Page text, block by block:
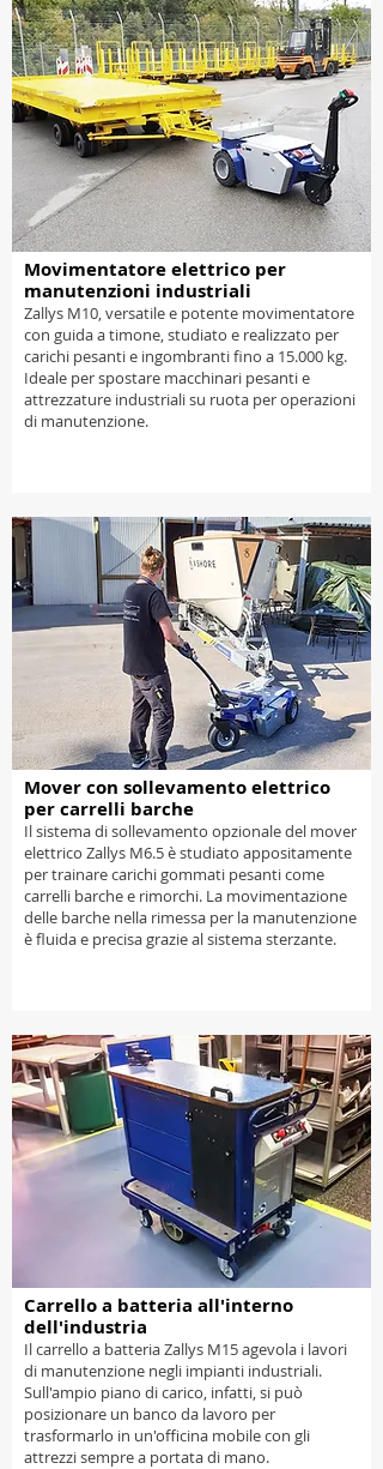
Movimentatore elettrico per
manutenzioni industriali
Zallys M10, versatile e potente movimentatore
con guida a timone, studiato e realizzato per
carichi pesanti e ingombranti fino a 15.000 kg.
Ideale per spostare macchinari pesanti e
attrezzature industriali su ruota per operazioni
di manutenzione.
Mover con sollevamento elettrico
per carrelli barche
Il sistema di sollevamento opzionale del mover
elettrico Zallys M6.5 è studiato appositamente
per trainare carichi gommati pesanti come
carrelli barche e rimorchi. La movimentazione
delle barche nella rimessa per la manutenzione
è fluida e precisa grazie al sistema sterzante.
Carrello a batteria all'interno
dell'industria
Il carrello a batteria Zallys M15 agevola i lavori
di manutenzione negli impianti industriali.
Sull'ampio piano di carico, infatti, si può
posizionare un banco da lavoro per
trasformarlo in un'officina mobile con gli
attrezzi sempre a portata di mano.